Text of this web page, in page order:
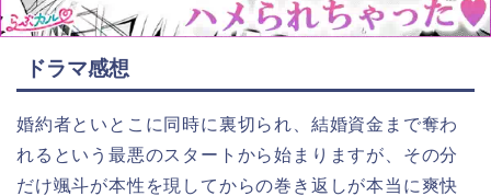
ドラマ感想
婚約者といとこに同時に裏切られ、結婚資金まで奪わ
れるという最悪のスタートから始まりますが、その分
だけ颯斗が本性を現してからの巻き返しが本当に爽快